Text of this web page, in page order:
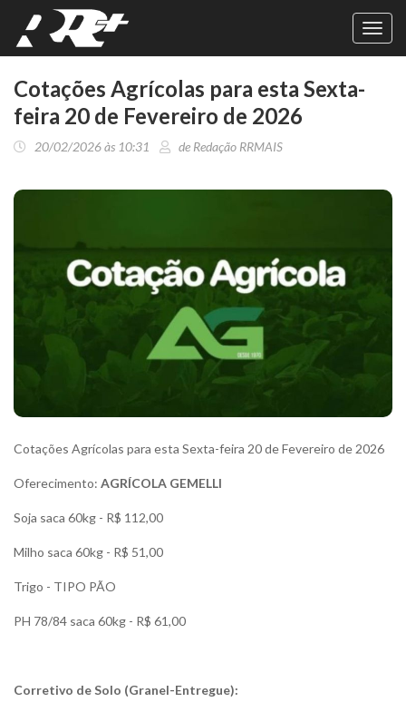
Cotações Agrícolas para esta Sexta-
feira 20 de Fevereiro de 2026
20/02/2026 às 10:31 de Redação RRMAIS
Cotações Agrícolas para esta Sexta-feira 20 de Fevereiro de 2026
Oferecimento: AGRÍCOLA GEMELLI
Soja saca 60kg - R$ 112,00
Milho saca 60kg - R$ 51,00
Trigo - TIPO PÃO
PH 78/84 saca 60kg - R$ 61,00
Corretivo de Solo (Granel-Entregue):